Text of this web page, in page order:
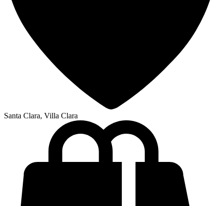
Santa Clara, Villa Clara